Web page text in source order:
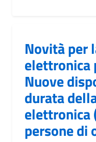
Novità per
elettronica
Nuove
durata
elettronica
persone di